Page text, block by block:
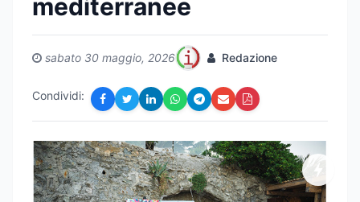
mediterranee
sabato 30 maggio, 2026 Redazione
Condividi: